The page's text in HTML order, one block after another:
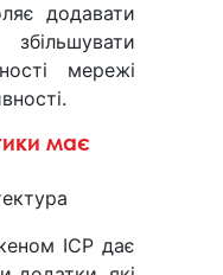
додавати
мережі
має
ІСР дає